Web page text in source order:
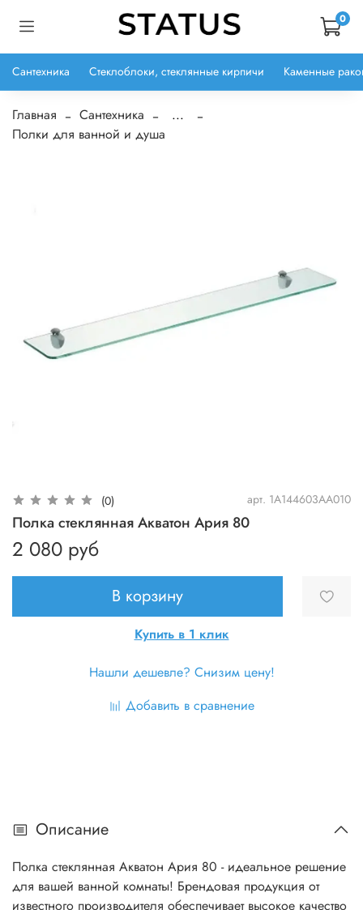
0
Сантехника Стеклоблоки, стеклянные кирпичи Каменные
Главная Сантехника
...
Полки для ванной и душа
(0) арт. 1A144603AA010
Полка стеклянная Акватон Ария 80
2 080 руб
В корзину
Купить в 1 клик
Нашли дешевле? Снизим цену!
Добавить в сравнение
Описание
Полка стеклянная Акватон Ария 80 - идеальное решение
для вашей ванной комнаты! Брендовая продукция от
известного производителя обеспечивает высокое качество